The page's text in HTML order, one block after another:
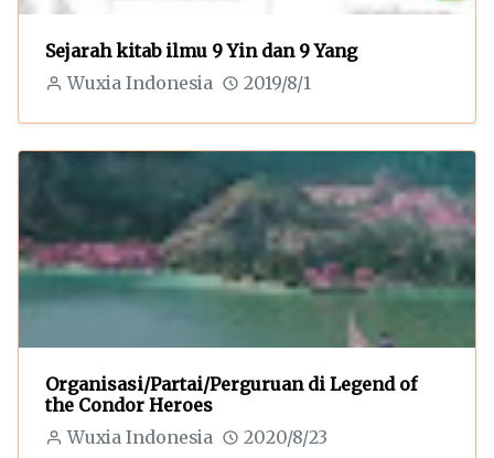
Sejarah kitab ilmu 9 Yin dan 9 Yang
Wuxia Indonesia 2019/8/1
Organisasi/Partai/Perguruan di Legend of
the Condor Heroes
Wuxia Indonesia 2020/8/23